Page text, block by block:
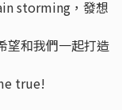
storming，發想
望和我們一起打造
true!